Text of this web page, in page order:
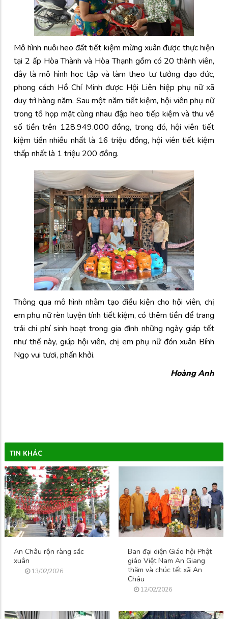
Mô hình nuôi heo đất tiết kiệm mừng xuân được thực hiện
tại 2 ấp Hòa Thành và Hòa Thạnh gồm có 20 thành viên,
đây là mô hình học tập và làm theo tư tưởng đạo đức,
phong cách Hồ Chí Minh được Hội Liên hiệp phụ nữ xã
duy trì hàng năm. Sau một năm tiết kiệm, hội viên phụ nữ
trong tổ họp mặt cùng nhau đập heo tiếp kiệm và thu về
số tiền trên 128.949.000 đồng, trong đó, hội viên tiết
kiệm tiền nhiều nhất là 16 triệu đồng, hội viên tiết kiệm
thấp nhất là 1 triệu 200 đồng.
Thông qua mô hình nhằm tạo điều kiện cho hội viên, chị
em phụ nữ rèn luyện tính tiết kiệm, có thêm tiền để trang
trải chi phí sinh hoạt trong gia đình những ngày giáp tết
như thế này, giúp hội viên, chị em phụ nữ đón xuân Bính
Ngọ vui tươi, phấn khởi.
Hoàng Anh
TIN KHÁC
An Châu rộn ràng sắc
xuân
13/02/2026
Ban đại diện Giáo hội Phật
giáo Việt Nam An Giang
thăm và chúc tết xã An
Châu
12/02/2026